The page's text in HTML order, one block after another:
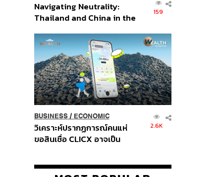
Navigating Neutrality:
Thailand and China in the
Order
159
BUSINESS/ ECONOMIC
วิเคราะห์ปรากฏการณ์คนแห่
ขอสินเชื่อ CLICX อาจเป็น
ปัญหาหนี้ครัวเรือนไทยที่ถูกซุก
2.6K